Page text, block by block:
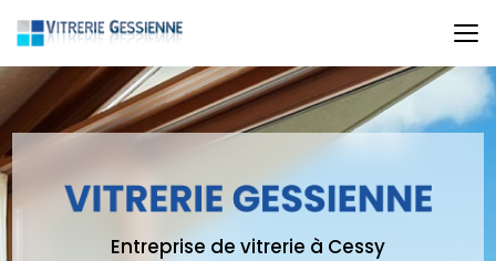
au
contenu
principal
Entreprise de vitrerie à Cessy